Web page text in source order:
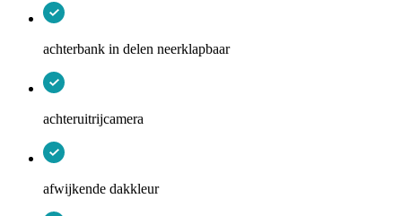
achterbank in delen neerklapbaar
achteruitrijcamera
afwijkende dakkleur